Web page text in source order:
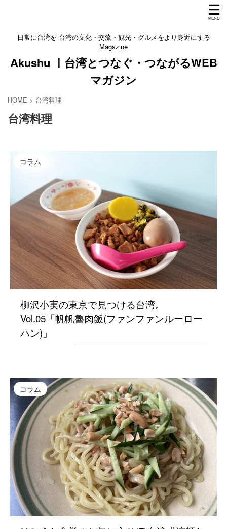
日常に台湾を 台湾の文化・交流・観光・グルメをより身近にする
Magazine
Akushu ㅣ台湾とつなぐ・つながるWEB
マガジン
HOME > 台湾料理
台湾料理
コラム
柳沢小実の東京で見つける台湾。
Vol.05「帆帆魯肉飯(ファンファンルーロー
ハン)」
コラム